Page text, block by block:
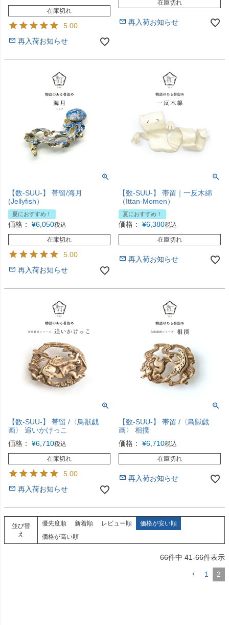
在庫切れ
5.00
再入荷お知らせ
在庫切れ
再入荷お知らせ
【数-SUU-】 帯留/海月
(Jellyfish）
夏におすすめ！
価格： ¥6,050税込
在庫切れ
5.00
再入荷お知らせ
【数-SUU-】 帯留｜一反木綿
（Ittan-Momen）
夏におすすめ！
価格： ¥6,380税込
在庫切れ
再入荷お知らせ
【数-SUU-】 帯留 /〈鳥獣戯
画〉 追いかけっこ
価格：
¥6,710税込
在庫切れ
5.00
再入荷お知らせ
【数-SUU-】 帯留 /〈鳥獣戯
画〉 相撲
価格：
¥6,710税込
在庫切れ
再入荷お知らせ
並び替
え
優先度順 新着順 レビュー順
価格が安い順
価格が高い順
66件中 41-66件表示
1 2